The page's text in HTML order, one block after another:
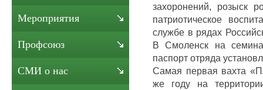
захоронений, розыск
патриотическое
службе в рядах
В Смоленск на
паспорт отряда
Самая первая вахта
же году на
Мероприятия
Профсоюз
СМИ о нас